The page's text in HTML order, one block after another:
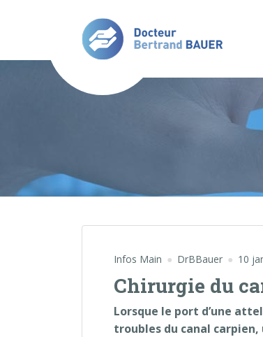
Infos Main DrBBauer 10
Chirurgie du
Lorsque le port d’une
troubles du canal